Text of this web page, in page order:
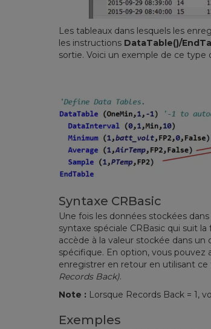
Les tableaux dans lesquels les
les instructions DataTable()/
sortie. Voici un exemple de ce type
Syntaxe CRBasic
Une fois les données stockées
syntaxe spéciale CRBasic qui suit
accède à la valeur stockée dans
spécifique. En option, vous
enregistrer en retour en utilisant
Records Back).
Note : Lorsque Records Back = 1,
Exemples